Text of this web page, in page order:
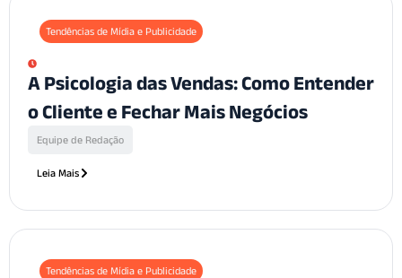
Tendências de Mídia e Publicidade
A Psicologia das Vendas: Como Entender
o Cliente e Fechar Mais Negócios
Equipe de Redação
Leia Mais
Tendências de Mídia e Publicidade